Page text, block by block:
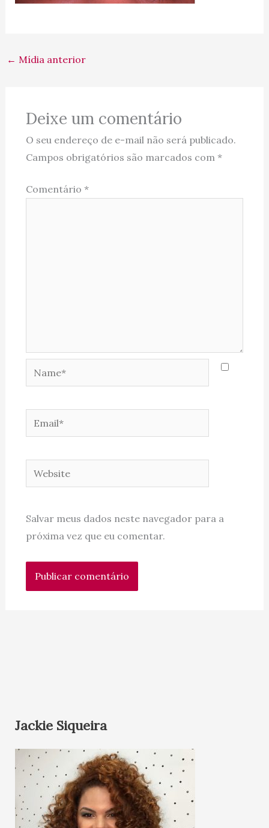
← Mídia anterior
Deixe um comentário
O seu endereço de e-mail não será publicado.
Campos obrigatórios são marcados com *
Comentário *
Name*
Email*
Website
Salvar meus dados neste navegador para a
próxima vez que eu comentar.
Jackie Siqueira